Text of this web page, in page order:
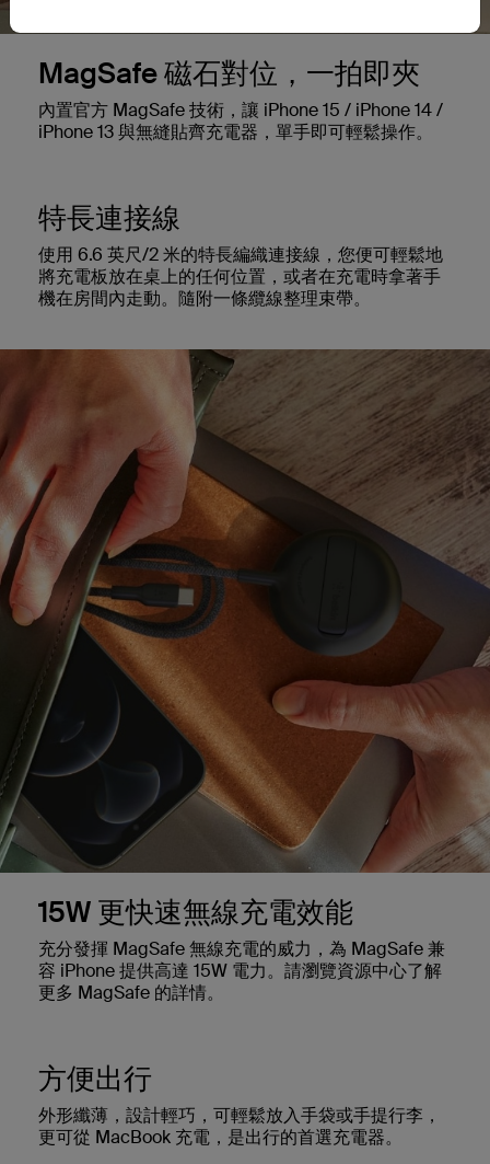
MagSafe 磁石對位，一拍即夾
內置官方 MagSafe 技術，讓 iPhone 15 / iPhone 14 /
iPhone 13 與無縫貼齊充電器，單手即可輕鬆操作。
特長連接線
使用 6.6 英尺/2 米的特長編織連接線，您便可輕鬆地
將充電板放在桌上的任何位置，或者在充電時拿著手
機在房間內走動。隨附一條纜線整理束帶。
15W 更快速無線充電效能
充分發揮 MagSafe 無線充電的威力，為 MagSafe 兼
容 iPhone 提供高達 15W 電力。請瀏覽資源中心了解
更多 MagSafe 的詳情。
方便出行
外形纖薄，設計輕巧，可輕鬆放入手袋或手提行李，
更可從 MacBook 充電，是出行的首選充電器。